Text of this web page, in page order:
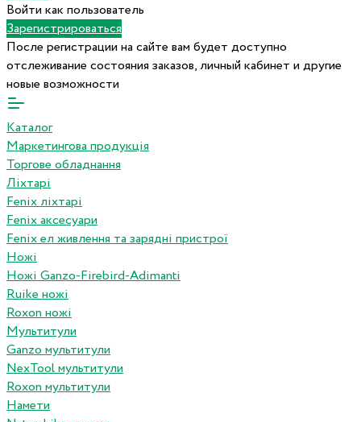
Войти как пользователь
Зарегистрироваться
После регистрации на сайте вам будет доступно
отслеживание состояния заказов, личный кабинет и другие
новые возможности
Каталог
Маркетингова продукція
Торгове обладнання
Ліхтарі
Fenix ліхтарі
Fenix аксесуари
Fenix ел живлення та зарядні пристрої
Ножі
Ножі Ganzo-Firebird-Adimanti
Ruike ножі
Roxon ножi
Мультитули
Ganzo мультитули
NexTool мультитули
Roxon мультитули
Намети